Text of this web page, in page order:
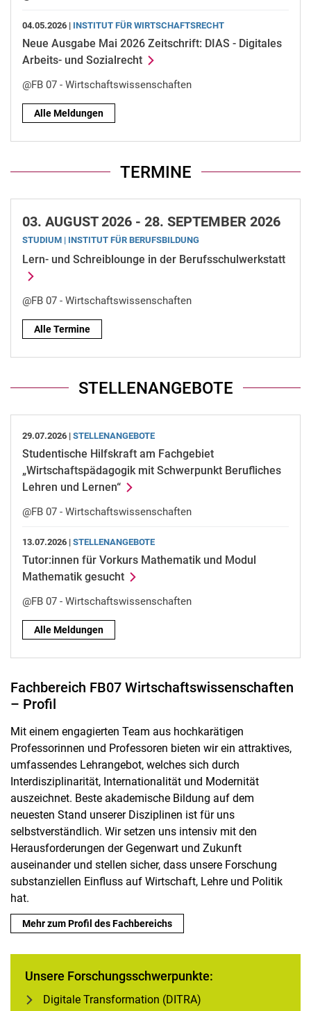
04.05.2026 | INSTITUT FÜR WIRTSCHAFTSRECHT
Neue Ausgabe Mai 2026 Zeitschrift: DIAS - Digitales
Arbeits- und Sozialrecht
@FB 07 - Wirtschaftswissenschaften
Alle Meldungen
TERMINE
03. AUGUST 2026 - 28. SEPTEMBER 2026
STUDIUM | INSTITUT FÜR BERUFSBILDUNG
Lern- und Schreiblounge in der Berufsschulwerkstatt
@FB 07 - Wirtschaftswissenschaften
Alle Termine
STELLENANGEBOTE
29.07.2026 | STELLENANGEBOTE
Studentische Hilfskraft am Fachgebiet
„Wirtschaftspädagogik mit Schwerpunkt Berufliches
Lehren und Lernen“
@FB 07 - Wirtschaftswissenschaften
13.07.2026 | STELLENANGEBOTE
Tutor:innen für Vorkurs Mathematik und Modul
Mathematik gesucht
@FB 07 - Wirtschaftswissenschaften
Alle Meldungen
Fachbereich FB07 Wirtschaftswissenschaften
– Profil
Mit einem engagierten Team aus hochkarätigen
Professorinnen und Professoren bieten wir ein attraktives,
umfassendes Lehrangebot, welches sich durch
Interdisziplinarität, Internationalität und Modernität
auszeichnet. Beste akademische Bildung auf dem
neuesten Stand unserer Disziplinen ist für uns
selbstverständlich. Wir setzen uns intensiv mit den
Herausforderungen der Gegenwart und Zukunft
auseinander und stellen sicher, dass unsere Forschung
substanziellen Einfluss auf Wirtschaft, Lehre und Politik
hat.
Mehr zum Profil des Fachbereichs
Unsere Forschungsschwerpunkte:
Digitale Transformation (DITRA)